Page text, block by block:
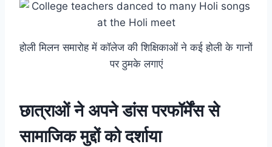
होली मिलन समारोह में कॉलेज की शिक्षिकाओं ने कई होली के गानों
पर ठुमके लगाएं
छात्राओं ने अपने डांस परफॉर्मेंस से
सामाजिक मुद्दों को दर्शाया